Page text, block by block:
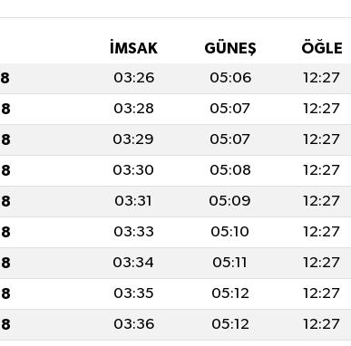
İMSAK GÜNEŞ ÖĞLE
03:26 05:06 12:27
03:28 05:07 12:27
03:29 05:07 12:27
03:30 05:08 12:27
03:31 05:09 12:27
03:33 05:10 12:27
03:34 05:11 12:27
03:35 05:12 12:27
03:36 05:12 12:27